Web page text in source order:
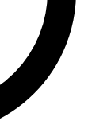
de finition